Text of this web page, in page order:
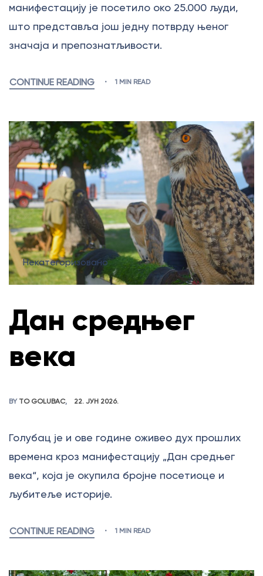
манифестацију је посетило око 25.000 људи,
што представља још једну потврду њеног
значаја и препознатљивости.
CONTINUE READING 1 MIN READ
Некатегоризовано
Дан средњег
века
BY TO GOLUBAC 22. ЈУН 2026.
Голубац је и ове године оживео дух прошлих
времена кроз манифестацију „Дан средњег
века“, која је окупила бројне посетиоце и
љубитеље историје.
CONTINUE READING 1 MIN READ